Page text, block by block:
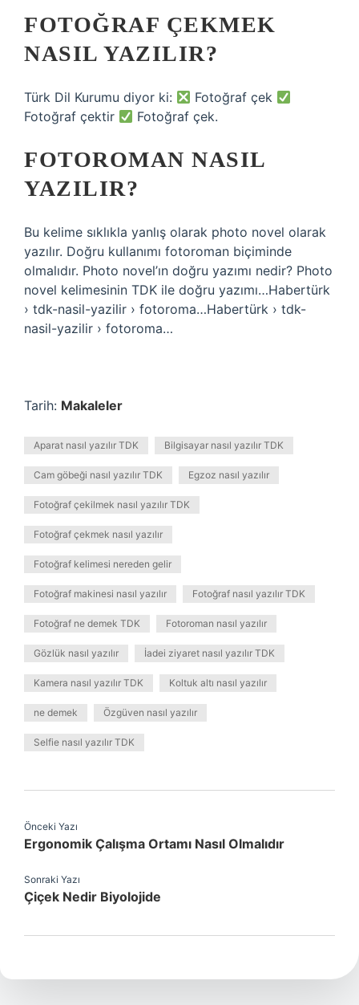
FOTOĞRAF ÇEKMEK
NASIL YAZILIR?
Türk Dil Kurumu diyor ki:
Fotoğraf çek
Fotoğraf çektir
Fotoğraf çek.
FOTOROMAN NASIL
YAZILIR?
Bu kelime sıklıkla yanlış olarak photo novel olarak
yazılır. Doğru kullanımı fotoroman biçiminde
olmalıdır. Photo novel’ın doğru yazımı nedir? Photo
novel kelimesinin TDK ile doğru yazımı…Habertürk
› tdk-nasil-yazilir › fotoroma…Habertürk › tdk-
nasil-yazilir › fotoroma…
Tarih: Makaleler
Aparat nasıl yazılır TDK Bilgisayar nasıl yazılır TDK
Cam göbeği nasıl yazılır TDK Egzoz nasıl yazılır
Fotoğraf çekilmek nasıl yazılır TDK
Fotoğraf çekmek nasıl yazılır
Fotoğraf kelimesi nereden gelir
Fotoğraf makinesi nasıl yazılır Fotoğraf nasıl yazılır TDK
Fotoğraf ne demek TDK Fotoroman nasıl yazılır
Gözlük nasıl yazılır İadei ziyaret nasıl yazılır TDK
Kamera nasıl yazılır TDK Koltuk altı nasıl yazılır
ne demek Özgüven nasıl yazılır
Selfie nasıl yazılır TDK
Önceki Yazı
Ergonomik Çalışma Ortamı Nasıl Olmalıdır
Sonraki Yazı
Çiçek Nedir Biyolojide